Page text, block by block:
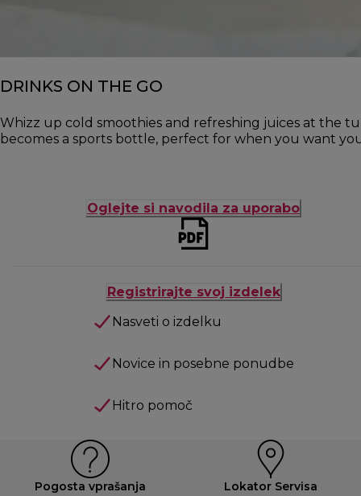
DRINKS ON THE GO
Whizz up cold smoothies and refreshing juices at the
becomes a sports bottle, perfect for when you want
Oglejte si navodila za uporabo
Registrirajte svoj izdelek
Nasveti o izdelku
Novice in posebne ponudbe
Hitro pomoč
Pogosta vprašanja Lokator Servisa